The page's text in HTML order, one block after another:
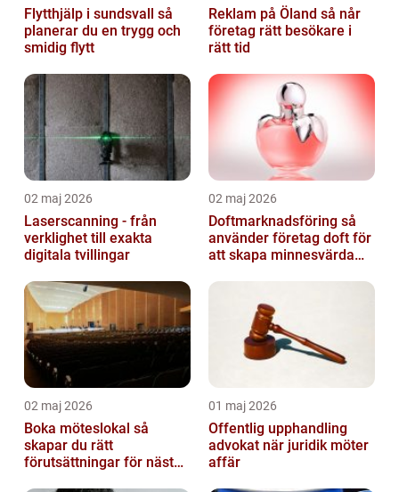
Flytthjälp i sundsvall så
planerar du en trygg och
smidig flytt
Reklam på Öland så når
företag rätt besökare i
rätt tid
02 maj 2026
Laserscanning - från
verklighet till exakta
digitala tvillingar
02 maj 2026
Doftmarknadsföring så
använder företag doft för
att skapa minnesvärda
02 maj 2026
Boka möteslokal så
skapar du rätt
förutsättningar för nästa
01 maj 2026
Offentlig upphandling
advokat när juridik möter
affär